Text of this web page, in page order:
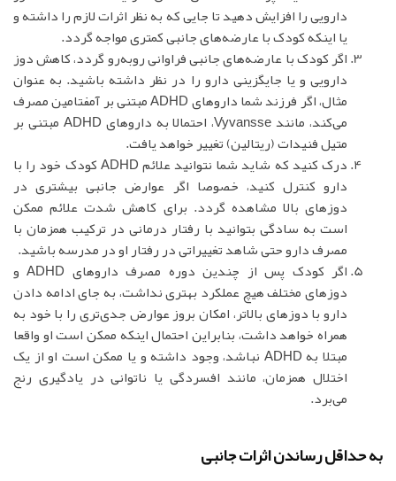
دارویی را افزایش دهید تا جایی که به نظر اثرات لازم را داشته و
یا اینکه کودک با عارضه‌های جانبی کمتری مواجه گردد.
اگر کودک با عارضه‌های جانبی فراوانی روبه‌رو گردد، کاهش دوز
دارویی و یا جایگزینی دارو را در نظر داشته باشید. به عنوان
مثال، اگر فرزند شما داروهای ADHD مبتنی بر آمفتامین مصرف
می‌کند، مانند Vyvansse، احتمالا به داروهای ADHD مبتنی بر
متیل فنیدات (ریتالین) تغییر خواهد یافت.
درک کنید که شاید شما نتوانید علائم ADHD کودک خود را با
دارو کنترل کنید، خصوصا اگر عوارض جانبی بیشتری در
دوزهای بالا مشاهده گردد. برای کاهش شدت علائم ممکن
است به سادگی بتوانید با رفتار درمانی در ترکیب همزمان با
مصرف دارو حتی شاهد تغییراتی در رفتار او در مدرسه باشید.
اگر کودک پس از چندین دوره مصرف داروهای ADHD و
دوزهای مختلف هیچ عملکرد بهتری نداشت، به جای ادامه دادن
دارو با دوزهای بالاتر، امکان بروز عوارض جدی‌تری را با خود به
همراه خواهد داشت، بنابراین احتمال اینکه ممکن است او واقعا
مبتلا به ADHD نباشد، وجود داشته و یا ممکن است او از یک
اختلال همزمان، مانند افسردگی یا ناتوانی در یادگیری رنج
می‌برد.
به حداقل رساندن اثرات جانبی